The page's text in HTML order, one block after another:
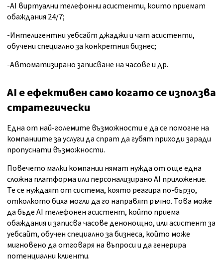
-AI виртуални телефонни асистенти, които приемат
обаждания 24/7;
-Интелигентни уебсайт джаджи и чат асистенти,
обучени специално за конкретния бизнес;
-Автоматизирано записване на часове и др.
AI е ефективен само когато се използва
стратегически
Една от най-големите възможности е да се помогне на
компаниите за услуги да спрат да губят приходи заради
пропуснати възможности.
Повечето малки компании нямат нужда от още една
сложна платформа или персонализирано AI приложение.
Те се нуждаят от система, която реагира по-бързо,
отколкото биха могли да го направят ръчно. Това може
да бъде AI телефонен асистент, който приема
обаждания и записва часове денонощно, или асистент за
уебсайт, обучен специално за бизнеса, който може
мигновено да отговаря на въпроси и да генерира
потенциални клиенти.